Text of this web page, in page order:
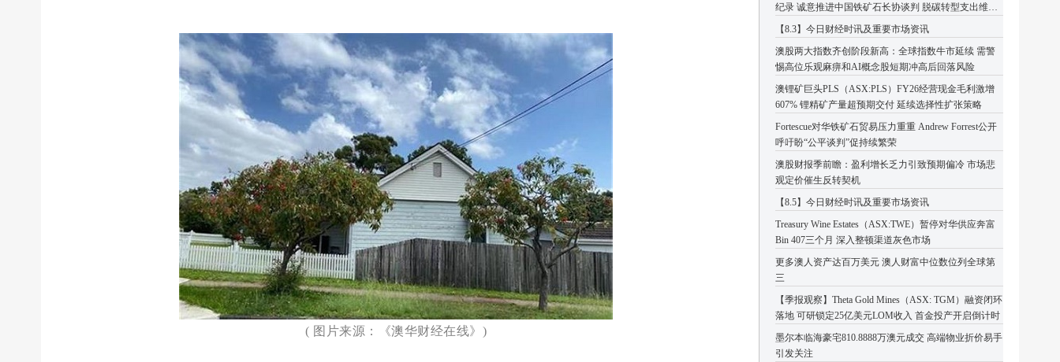
( 图片来源：《澳华财经在线》)
纪录 诚意推进中国铁矿石长协谈判 脱碳转型支出维持
高位
【8.3】今日财经时讯及重要市场资讯
澳股两大指数齐创阶段新高：全球指数牛市延续 需警
惕高位乐观麻痹和AI概念股短期冲高后回落风险
澳锂矿巨头PLS（ASX:PLS）FY26经营现金毛利激增
607% 锂精矿产量超预期交付 延续选择性扩张策略
Fortescue对华铁矿石贸易压力重重 Andrew Forrest公开
呼吁盼“公平谈判”促持续繁荣
澳股财报季前瞻：盈利增长乏力引致预期偏冷 市场悲
观定价催生反转契机
【8.5】今日财经时讯及重要市场资讯
Treasury Wine Estates（ASX:TWE）暂停对华供应奔富
Bin 407三个月 深入整顿渠道灰色市场
更多澳人资产达百万美元 澳人财富中位数位列全球第
三
【季报观察】Theta Gold Mines（ASX: TGM）融资闭环
落地 可研锁定25亿美元LOM收入 首金投产开启倒计时
墨尔本临海豪宅810.8888万澳元成交 高端物业折价易手
引发关注